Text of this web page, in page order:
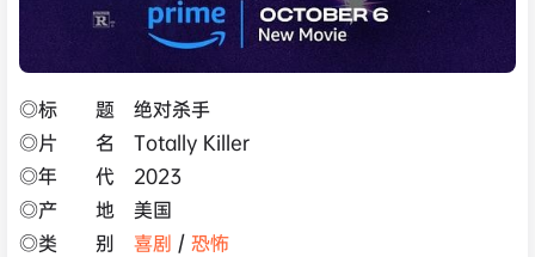
◎标 题 绝对杀手
◎片 名 Totally Killer
◎年 代 2023
◎产 地 美国
◎类 别 喜剧 / 恐怖